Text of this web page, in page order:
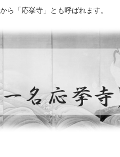
ら「応挙寺」とも呼ばれます。